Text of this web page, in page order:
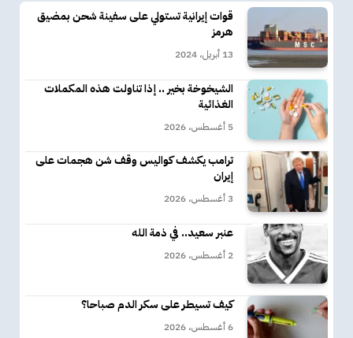
قوات إيرانية تستولي على سفينة شحن بمضيق
هرمز
13 أبريل، 2024
الشيخوخة بخير .. إذا تناولت هذه المكملات
الغذائية
5 أغسطس، 2026
ترامب يكشف كواليس وقف شن هجمات على
إيران
3 أغسطس، 2026
عنبر سعيد.. في ذمة الله
2 أغسطس، 2026
كيف تسيطر على سكر الدم صباحا؟
6 أغسطس، 2026